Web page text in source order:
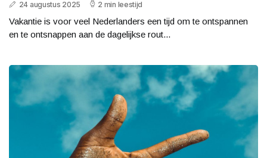
24 augustus 2025 2 min leestijd
Vakantie is voor veel Nederlanders een tijd om te ontspannen
en te ontsnappen aan de dagelijkse rout...